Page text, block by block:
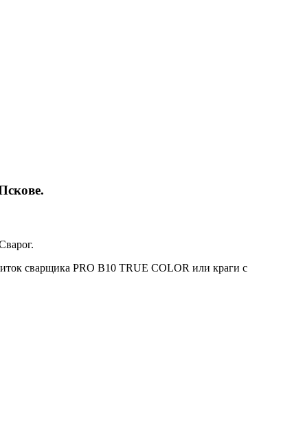
сварщика PRO B10 TRUE COLOR или краги с